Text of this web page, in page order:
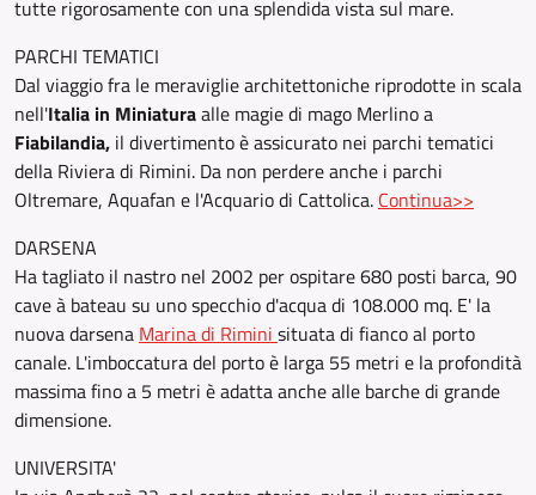
tutte rigorosamente con una splendida vista sul mare.
PARCHI TEMATICI
Dal viaggio fra le meraviglie architettoniche riprodotte in scala
nell'Italia in Miniaturaalle magie di mago Merlino a
Fiabilandia, il divertimento è assicurato nei parchi tematici
della Riviera di Rimini. Da non perdere anche i parchi
Oltremare, Aquafan e l'Acquario di Cattolica. Continua>>
DARSENA
Ha tagliato il nastro nel 2002 per ospitare 680 posti barca, 90
cave à bateau su uno specchio d'acqua di 108.000 mq. E' la
nuova darsena Marina di Rimini situata di fianco al porto
canale. L'imboccatura del porto è larga 55 metri e la profondità
massima fino a 5 metri è adatta anche alle barche di grande
dimensione.
UNIVERSITA'